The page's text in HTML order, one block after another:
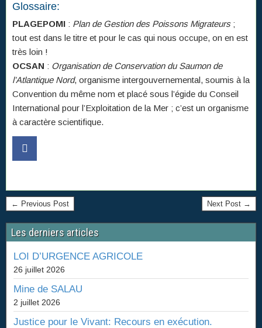
Glossaire:
PLAGEPOMI : Plan de Gestion des Poissons Migrateurs;
tout est dans le titre et pour le cas qui nous occupe, on en est
très loin !
OCSAN : Organisation de Conservation du Saumon de
l’Atlantique Nord, organisme intergouvernemental, soumis à la
Convention du même nom et placé sous l’égide du Conseil
International pour l’Exploitation de la Mer ; c’est un organisme
à caractère scientifique.
← Previous Post Next Post →
Les derniers articles
LOI D’URGENCE AGRICOLE
26 juillet 2026
Mine de SALAU
2 juillet 2026
Justice pour le Vivant: Recours en exécution.